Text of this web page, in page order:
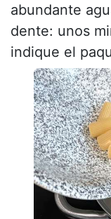
abundante
dente: unos
indique el